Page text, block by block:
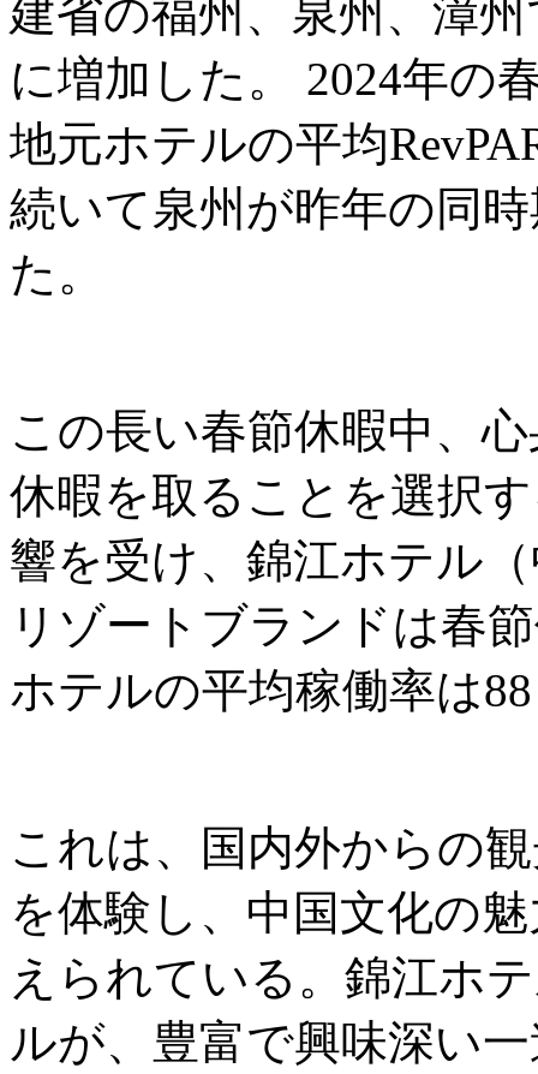
建省の福州、泉州、漳
に増加した。 2024年の
地元ホテルの平均
続いて泉州が昨年の同
た。
この長い春節休暇中、
休暇を取ることを選択
響を受け、錦江ホテル
リゾートブランドは春
ホテルの平均稼働率は
これは、国内外からの
を体験し、中国文化の
えられている。錦江ホ
ルが、豊富で興味深い